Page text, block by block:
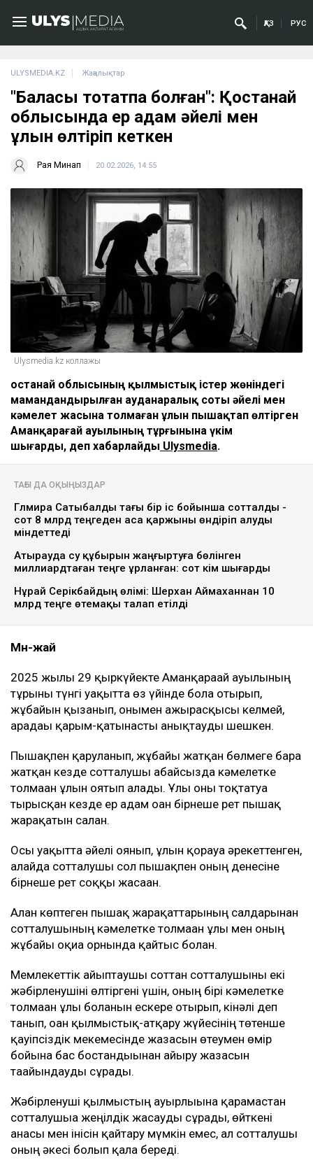
ҚАЗ РУС
ULYSMEDIA.KZ Жаңалықтар
"Баласы тоқтатпақ болған": Қостанай
облысында ер адам әйелі мен
ұлын өлтіріп кеткен
Рая Минап 20.02.2026, 14:55
Ulysmedia.kz коллажы
Қостанай облысының қылмыстық істер жөніндегі
мамандандырылған ауданаралық соты әйелі мен
кәмелет жасына толмаған ұлын пышақтап өлтірген
Аманқарағай ауылының тұрғынына үкім
шығарды, деп хабарлайды Ulysmedia.
ТАҒЫ ДА ОҚЫҢЫЗДАР
Гүлмира Сатыбалды тағы бір іс бойынша сотталды -
сот 8 млрд теңгеден аса қаржыны өндіріп алуды
міндеттеді
Атырауда су құбырын жаңғыртуға бөлінген
миллиардтаған теңге ұрланған: сот үкім шығарды
Нұрай Серікбайдың өлімі: Шерхан Аймаханнан 10
млрд теңге өтемақы талап етілді
Мән-жай
2025 жылғы 29 қыркүйекте Аманқарағай ауылының
тұрғыны түнгі уақытта өз үйінде бола отырып,
жұбайын қызғанып, онымен ажырасқысы келмей,
арадағы қарым-қатынасты анықтауды шешкен.
Пышақпен қаруланып, жұбайы жатқан бөлмеге бара
жатқан кезде сотталушы абайсызда кәмелетке
толмаған ұлын оятып алады. Ұлы оны тоқтатуға
тырысқан кезде ер адам оған бірнеше рет пышақ
жарақатын салған.
Осы уақытта әйелі оянып, ұлын қорғауға әрекеттенген,
алайда сотталушы сол пышақпен оның денесіне
бірнеше рет соққы жасаған.
Алған көптеген пышақ жарақаттарының салдарынан
сотталушының кәмелетке толмаған ұлы мен оның
жұбайы оқиға орнында қайтыс болған.
Мемлекеттік айыптаушы соттан сотталушыны екі
жәбірленушіні өлтіргені үшін, оның бірі кәмелетке
толмаған ұлы болғанын ескере отырып, кінәлі деп
танып, оған қылмыстық-атқару жүйесінің төтенше
қауіпсіздік мекемесінде жазасын өтеумен өмір
бойына бас бостандығынан айыру жазасын
тағайындауды сұрады.
Жәбірленуші қылмыстың ауырлығына қарамастан
сотталушыға жеңілдік жасауды сұрады, өйткені
анасы мен інісін қайтару мүмкін емес, ал сотталушы
оның әкесі болып қала береді.